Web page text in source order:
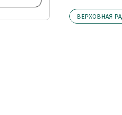
ВЕРХОВНАЯ